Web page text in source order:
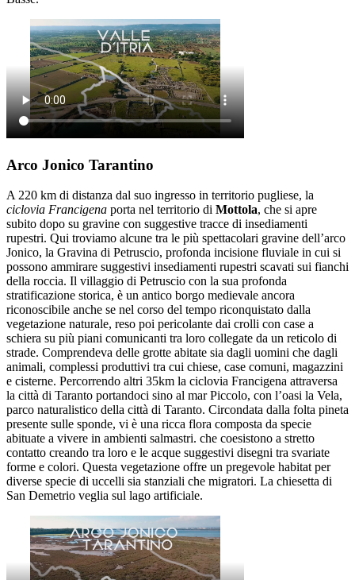
Arco Jonico Tarantino
A 220 km di distanza dal suo ingresso in territorio pugliese, la
ciclovia Francigena porta nel territorio di Mottola, che si apre
subito dopo su gravine con suggestive tracce di insediamenti
rupestri. Qui troviamo alcune tra le più spettacolari gravine dell’arco
Jonico, la Gravina di Petruscio, profonda incisione fluviale in cui si
possono ammirare suggestivi insediamenti rupestri scavati sui fianchi
della roccia. Il villaggio di Petruscio con la sua profonda
stratificazione storica, è un antico borgo medievale ancora
riconoscibile anche se nel corso del tempo riconquistato dalla
vegetazione naturale, reso poi pericolante dai crolli con case a
schiera su più piani comunicanti tra loro collegate da un reticolo di
strade. Comprendeva delle grotte abitate sia dagli uomini che dagli
animali, complessi produttivi tra cui chiese, case comuni, magazzini
e cisterne. Percorrendo altri 35km la ciclovia Francigena attraversa
la città di Taranto portandoci sino al mar Piccolo, con l’oasi la Vela,
parco naturalistico della città di Taranto. Circondata dalla folta pineta
presente sulle sponde, vi è una ricca flora composta da specie
abituate a vivere in ambienti salmastri. che coesistono a stretto
contatto creando tra loro e le acque suggestivi disegni tra svariate
forme e colori. Questa vegetazione offre un pregevole habitat per
diverse specie di uccelli sia stanziali che migratori. La chiesetta di
San Demetrio veglia sul lago artificiale.